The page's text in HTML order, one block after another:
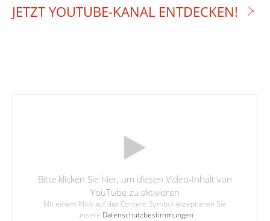
JETZT YOUTUBE-KANAL ENTDECKEN!
Bitte klicken Sie hier, um diesen Video-Inhalt von
YouTube zu aktivieren
Mit einem Klick auf das Content-Symbol akzeptieren Sie
unsere Datenschutzbestimmungen